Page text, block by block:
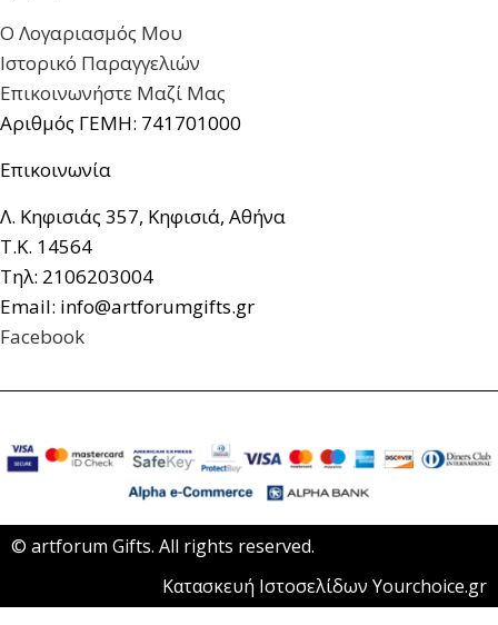
Ο Λογαριασμός Μου
Ιστορικό Παραγγελιών
Επικοινωνήστε Μαζί Μας
Αριθμός ΓΕΜΗ: 741701000
Επικοινωνία
Λ. Κηφισιάς 357, Κηφισιά, Αθήνα
Τ.Κ. 14564
Τηλ: 2106203004
Email: info@artforumgifts.gr
Facebook
© artforum Gifts. All rights reserved.
Κατασκευή Ιστοσελίδων Yourchoice.gr